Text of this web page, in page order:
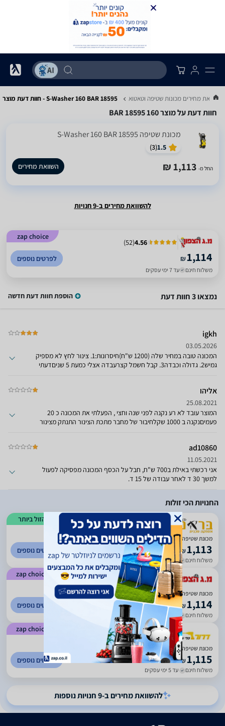
השוואת מחירים מכונות שטיפה וטאטוא S-Washer 160 BAR 18595 - חוות דעת מוצר
חוות דעת על מוצר 160 BAR 18595
‏מכונת שטיפה S-Washer 160 BAR 18595
1.5
(
3
)
החל מ- 1,113 ₪ השוואת מחירים
להשוואת מחירים ב-9 חנויות
zap choice
4.56
(
52
)
₪1,114
משלוח חינם עד 7 ימי עסקים
לפרטים נוספים
נמצאו 3 חוות דעת הוספת חוות דעת חדשה
igkh
03.05.2026
המכונה טובה במחיר שלה (1200 ש"ח)חיסרונות:1. צינור לחץ לא מספיק
גמיש2. גדולה וכבדה3. קבל חשמל קצרעבדה אצלי כמעת 5 שניםדעתי
אליהו
25.08.2021
המוצר עובד לא רע נקנה לפני שנה וחצי , הפעלתי את המכונה כ 20
פעמיםנקנה ב 1000 שקלחיבור של מחבר מתכת הצינור התנתק מצינור
לא לוקח אחריות לתקן את המוצר מעדיף לתת הצעת מחיר לא סבירה כדי
לא לתקן את המכונהשרות גרוע חסר כל היגיון
ad10860
11.05.2021
אני רכשתי באילת ב700 ש"ח, חבל על הכסף המכונה מפסיקה לפעול
למשך 30 ד לאחר עבודה של 15 ד.
החנויות הכי זולות
הזול ביותר
4.09
(
920
)
מכונת שטיפה 160בר S-WASHER
₪1,113
משלוח חינם עד 7 ימי עסקים
לפרטים נוספים
zap choice
4.56
(
52
)
מכונת שטיפה 160BAR מבית S-washer
₪1,114
משלוח חינם עד 7 ימי עסקים
לפרטים נוספים
zap choice
4.94
(
379
)
מכונת שטיפה בלחץ חשמלית 160 באר S-WASHER 18595 2200W
₪1,115
משלוח חינם עד 5 ימי עסקים
לפרטים נוספים
להשוואת מחירים ב-9 חנויות נוספות